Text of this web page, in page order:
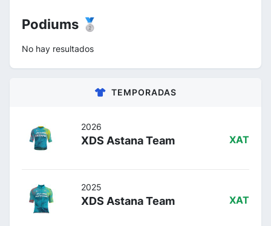
Podiums 🥈
No hay resultados
TEMPORADAS
2026
XDS Astana Team XAT
2025
XDS Astana Team XAT